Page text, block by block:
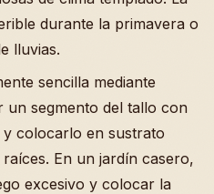
durante la primavera o
lluvias.
sencilla mediante
un segmento del tallo con
colocarlo en sustrato
En un jardín casero,
excesivo y colocar la